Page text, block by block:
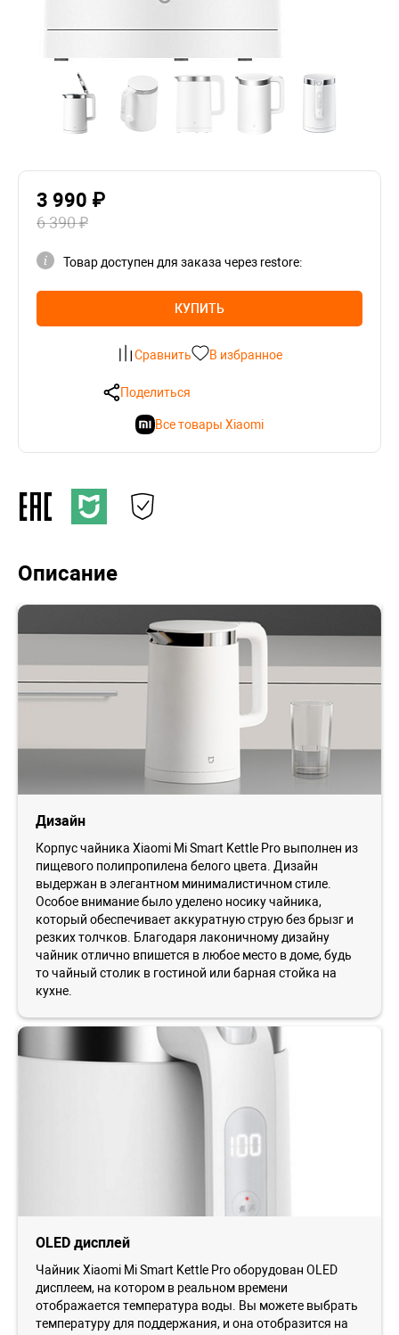
3 990 ₽
6 390 ₽
Товар доступен для заказа через restore:
КУПИТЬ
Сравнить В избранное
Поделиться
Все товары Xiaomi
Описание
Дизайн
Корпус чайника Xiaomi Mi Smart Kettle Pro выполнен из
пищевого полипропилена белого цвета. Дизайн
выдержан в элегантном минималистичном стиле.
Особое внимание было уделено носику чайника,
который обеспечивает аккуратную струю без брызг и
резких толчков. Благодаря лаконичному дизайну
чайник отлично впишется в любое место в доме, будь
то чайный столик в гостиной или барная стойка на
кухне.
OLED дисплей
Чайник Xiaomi Mi Smart Kettle Pro оборудован OLED
дисплеем, на котором в реальном времени
отображается температура воды. Вы можете выбрать
температуру для поддержания, и она отобразится на